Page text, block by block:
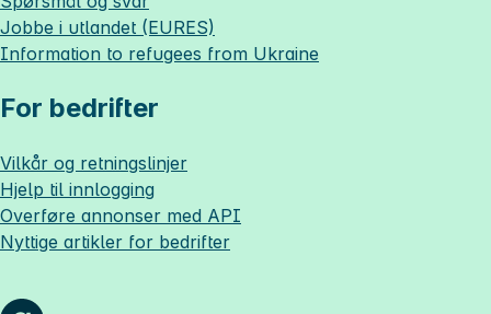
Jobbe i utlandet (EURES)
Information to refugees from Ukraine
For bedrifter
Vilkår og retningslinjer
Hjelp til innlogging
Overføre annonser med API
Nyttige artikler for bedrifter